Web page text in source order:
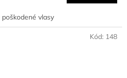
vlasy
Kód: 148